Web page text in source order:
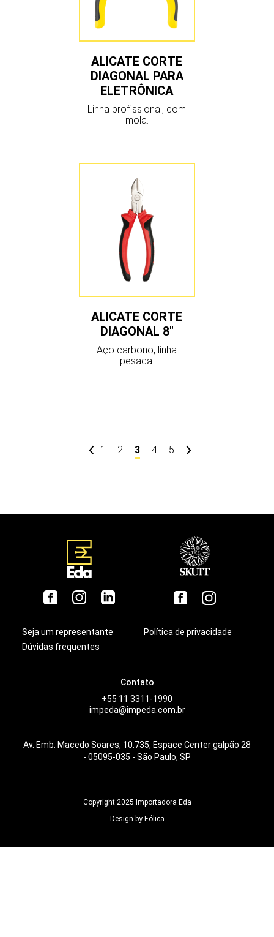
ALICATE CORTE
DIAGONAL PARA
ELETRÔNICA
Linha profissional, com
mola.
ALICATE CORTE
DIAGONAL 8″
Aço carbono, linha
pesada.
1 2 3 4 5
Seja um representante
Dúvidas frequentes
Política de privacidade
Contato
+55 11 3311-1990
impeda@impeda.com.br
Av. Emb. Macedo Soares, 10.735, Espace Center galpão 28
- 05095-035 - São Paulo, SP
Copyright 2025 Importadora Eda
Design by Eólica